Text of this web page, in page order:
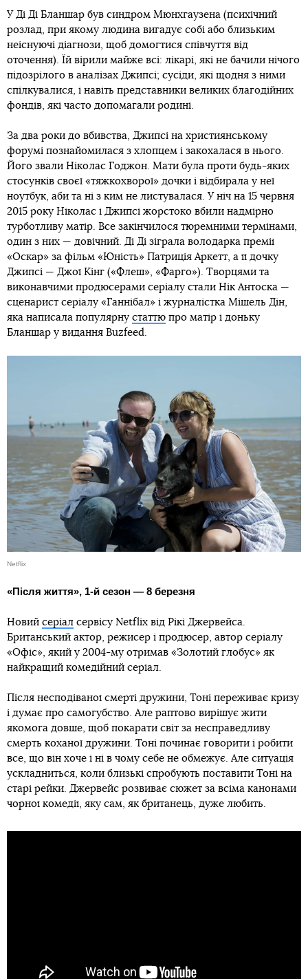
У Ді Ді Бланшар був синдром Мюнхгаузена (психічний
розлад, при якому людина вигадує собі або близьким
неіснуючі діагнози, щоб домогтися співчуття від
оточення). Їй вірили майже всі: лікарі, які не бачили нічого
підозрілого в аналізах Джипсі; сусіди, які щодня з ними
спілкувалися, і навіть представники великих благодійних
фондів, які часто допомагали родині.
За два роки до вбивства, Джипсі на християнському
форумі познайомилася з хлопцем і закохалася в нього.
Його звали Ніколас Годжон. Мати була проти будь-яких
стосунків своєї «тяжкохворої» дочки і відбирала у неї
ноутбук, аби та ні з ким не листувалася. У ніч на 15 червня
2015 року Ніколас і Джипсі жорстоко вбили надмірно
турботливу матір. Все закінчилося тюремними термінами,
один з них — довічний. Ді Ді зіграла володарка премії
«Оскар» за фільм «Юність» Патриція Аркетт, а її дочку
Джипсі — Джої Кінг («Флеш», «Фарго»). Творцями та
виконавчими продюсерами серіалу стали Нік Антоска —
сценарист серіалу «Ганнібал» і журналістка Мішель Дін,
яка написала популярну статтю про матір і доньку
Бланшар у видання Buzfeed.
Netflix
«Після життя», 1-й сезон — 8 березня
Новий серіал сервісу Netflix від Рікі Джервейса.
Британський актор, режисер і продюсер, автор серіалу
«Офіс», який у 2004-му отримав «Золотий глобус» як
найкращий комедійний серіал.
Після несподіваної смерті дружини, Тоні переживає кризу
і думає про самогубство. Але раптово вирішує жити
якомога довше, щоб покарати світ за несправедливу
смерть коханої дружини. Тоні починає говорити і робити
все, що він хоче і ні в чому себе не обмежує. Але ситуація
ускладниться, коли близькі спробують поставити Тоні на
старі рейки. Джервейс розвиває сюжет за всіма канонами
чорної комедії, яку сам, як британець, дуже любить.